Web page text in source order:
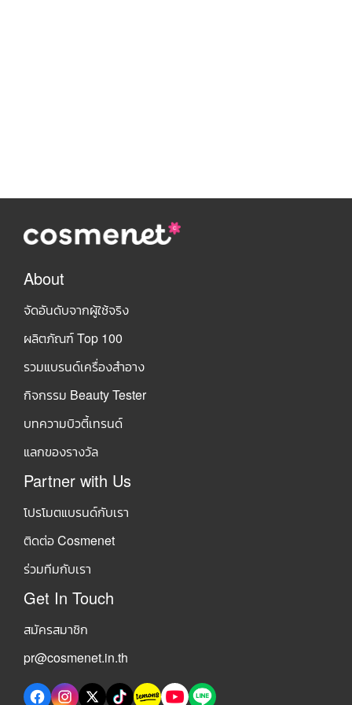
About
จัดอันดับจากผู้ใช้จริง
ผลิตภัณฑ์ Top 100
รวมแบรนด์เครื่องสำอาง
กิจกรรม Beauty Tester
บทความบิวตี้เทรนด์
แลกของรางวัล
Partner with Us
โปรโมตแบรนด์กับเรา
ติดต่อ Cosmenet
ร่วมทีมกับเรา
Get In Touch
สมัครสมาชิก
pr@cosmenet.in.th